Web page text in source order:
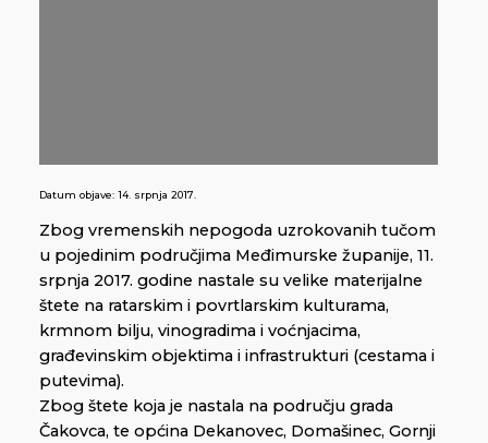
Datum objave: 14. srpnja 2017.
Zbog vremenskih nepogoda uzrokovanih tučom
u pojedinim područjima Međimurske županije, 11.
srpnja 2017. godine nastale su velike materijalne
štete na ratarskim i povrtlarskim kulturama,
krmnom bilju, vinogradima i voćnjacima,
građevinskim objektima i infrastrukturi (cestama i
putevima).
Zbog štete koja je nastala na području grada
Čakovca, te općina Dekanovec, Domašinec, Gornji